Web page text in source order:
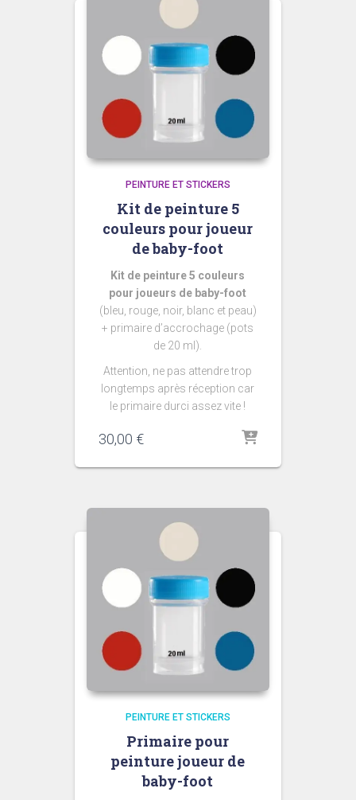
PEINTURE ET STICKERS
Kit de peinture 5
couleurs pour joueur
de baby-foot
Kit de peinture 5 couleurs
pour joueurs de baby-foot
(bleu, rouge, noir, blanc et peau)
+ primaire d’accrochage (pots
de 20 ml).
Attention, ne pas attendre trop
longtemps après réception car
le primaire durci assez vite !
30,00 €
PEINTURE ET STICKERS
Primaire pour
peinture joueur de
baby-foot